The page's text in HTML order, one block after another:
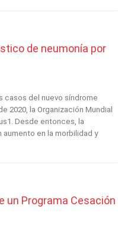
de neumonía por
casos del nuevo síndrome
2020, la Organización Mundial
Desde entonces, la
aumento en la morbilidad y
un Programa Cesación